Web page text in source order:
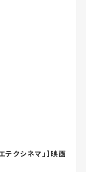
クシネマ」】映画